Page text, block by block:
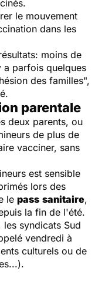
le mouvement
dans les
moins de
a parfois quelques
des familles",
parentale
deux parents, ou
de plus de
vacciner, sans
est sensible
lors des
le pass sanitaire,
la fin de l'été.
syndicats Sud
vendredi à
culturels ou de